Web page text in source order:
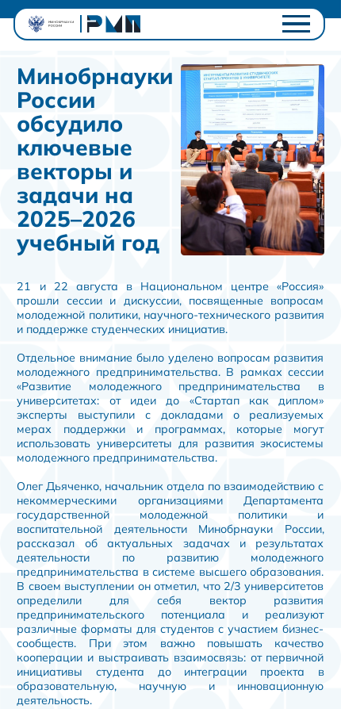
Студентам
Университетам
Ключевые проекты
Полезное
Контакты
Личный кабинет
Минобрнауки
России
обсудило
ключевые
векторы и
задачи на
2025–2026
учебный год
21 и 22 августа в Национальном центре «Россия»
прошли сессии и дискуссии, посвященные вопросам
молодежной политики, научного-технического развития
и поддержке студенческих инициатив.
Отдельное внимание было уделено вопросам развития
молодежного предпринимательства. В рамках сессии
«Развитие молодежного предпринимательства в
университетах: от идеи до «Стартап как диплом»
эксперты выступили с докладами о реализуемых
мерах поддержки и программах, которые могут
использовать университеты для развития экосистемы
молодежного предпринимательства.
Олег Дьяченко, начальник отдела по взаимодействию с
некоммерческими организациями Департамента
государственной молодежной политики и
воспитательной деятельности Минобрнауки России,
рассказал об актуальных задачах и результатах
деятельности по развитию молодежного
предпринимательства в системе высшего образования.
В своем выступлении он отметил, что 2/3 университетов
определили для себя вектор развития
предпринимательского потенциала и реализуют
различные форматы для студентов с участием бизнес-
сообществ. При этом важно повышать качество
кооперации и выстраивать взаимосвязь: от первичной
инициативы студента до интеграции проекта в
образовательную, научную и инновационную
деятельность.